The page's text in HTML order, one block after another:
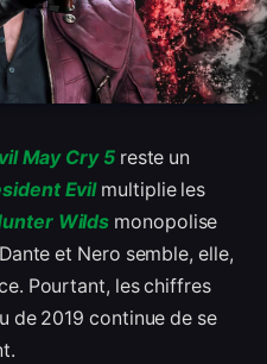
May Cry 5 reste un
Evil multiplie les
Wilds monopolise
et Nero semble, elle,
Pourtant, les chiffres
de 2019 continue de se